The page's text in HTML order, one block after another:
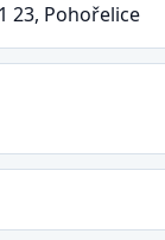
23, Pohořelice